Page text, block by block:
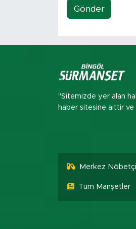
Gönder
"Sitemizde yer alan
haber sitesine aittir ve
Merkez
Tüm Manşetler